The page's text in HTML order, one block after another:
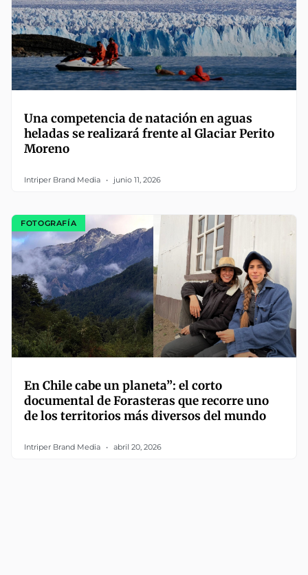
Una competencia de natación en aguas
heladas se realizará frente al Glaciar Perito
Moreno
Intriper Brand Media junio 11, 2026
FOTOGRAFÍA
En Chile cabe un planeta”: el corto
documental de Forasteras que recorre uno
de los territorios más diversos del mundo
Intriper Brand Media abril 20, 2026